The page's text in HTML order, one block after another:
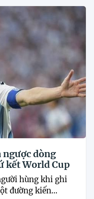
ngược dòng
kết World Cup
hùng khi ghi
đường kiến...